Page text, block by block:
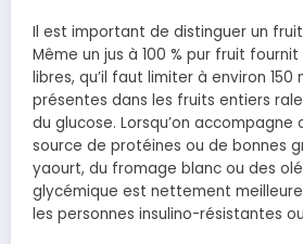
Il est important de distinguer un fruit
Même un jus à 100 % pur fruit
libres, qu’il faut limiter à environ 150
présentes dans les fruits entiers
du glucose. Lorsqu’on accompagne
source de protéines ou de bonnes
yaourt, du fromage blanc ou des
glycémique est nettement
les personnes insulino-résistantes